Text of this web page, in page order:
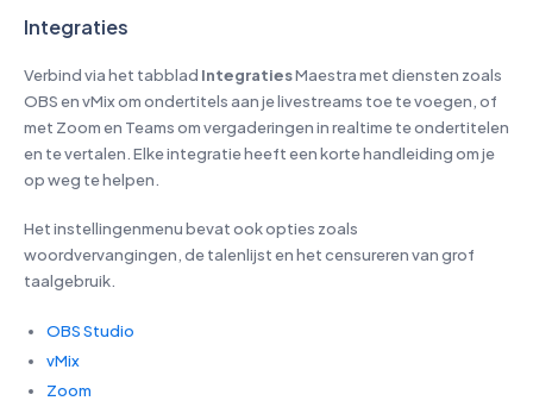
Integraties
Verbind via het tabblad IntegratiesMaestra met diensten zoals
OBS en vMix om ondertitels aan je livestreams toe te voegen, of
met Zoom en Teams om vergaderingen in realtime te ondertitelen
en te vertalen. Elke integratie heeft een korte handleiding om je
op weg te helpen.
Het instellingenmenu bevat ook opties zoals
woordvervangingen, de talenlijst en het censureren van grof
taalgebruik.
OBS Studio
vMix
Zoom